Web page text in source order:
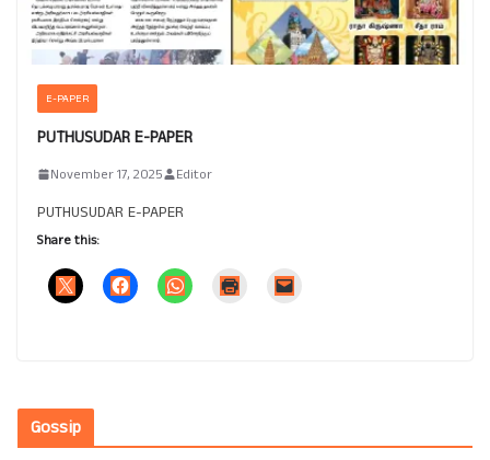
E-PAPER
PUTHUSUDAR E-PAPER
November 17, 2025 Editor
PUTHUSUDAR E-PAPER
Share this:
Gossip